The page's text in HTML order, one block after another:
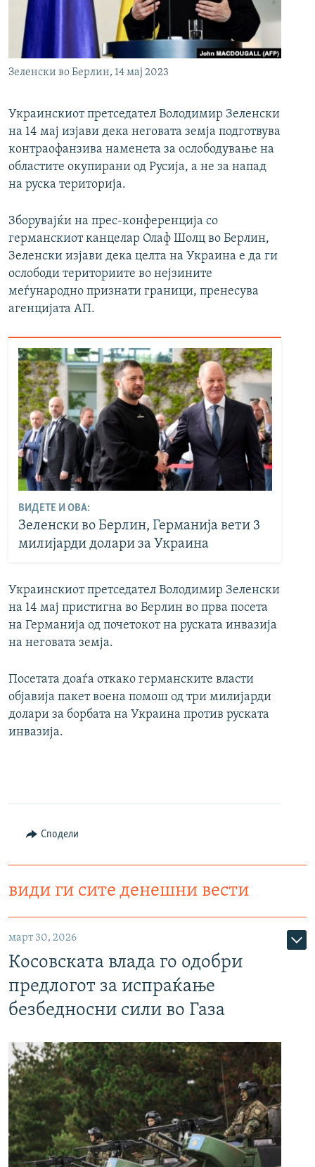
РСЕ веб страници
Зеленски во Берлин, 14 мај 2023
Украинскиот претседател Володимир Зеленски
на 14 мај изјави дека неговата земја подготвува
контраофанзива наменета за ослободување на
областите окупирани од Русија, а не за напад
на руска територија.
Зборувајќи на прес-конференција со
германскиот канцелар Олаф Шолц во Берлин,
Зеленски изјави дека целта на Украина е да ги
ослободи териториите во нејзините
меѓународно признати граници, пренесува
агенцијата АП.
ВИДЕТЕ И ОВА:
Зеленски во Берлин, Германија вети 3
милијарди долари за Украина
Украинскиот претседател Володимир Зеленски
на 14 мај пристигна во Берлин во прва посета
на Германија од почетокот на руската инвазија
на неговата земја.
Посетата доаѓа откако германските власти
објавија пакет воена помош од три милијарди
долари за борбата на Украина против руската
инвазија.
Сподели
види ги сите денешни вести
март 30, 2026
Косовската влада го одобри
предлогот за испраќање
безбедносни сили во Газа